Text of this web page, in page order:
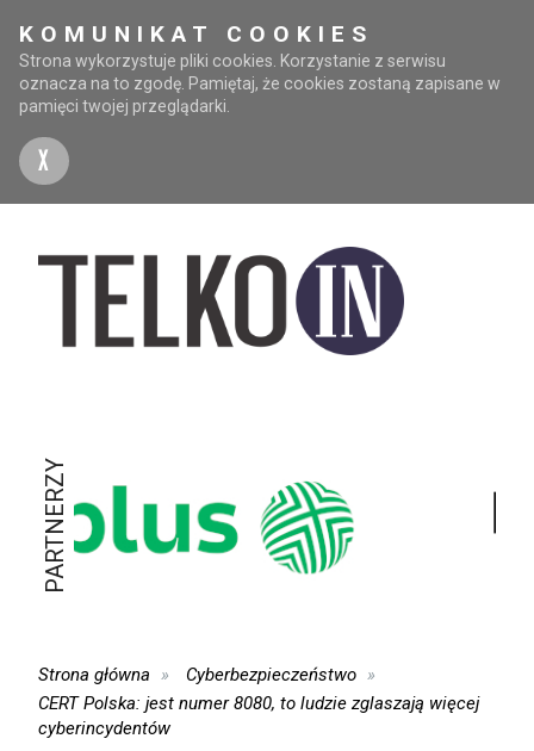
KOMUNIKAT COOKIES
Strona wykorzystuje pliki cookies. Korzystanie z serwisu
oznacza na to zgodę. Pamiętaj, że cookies zostaną zapisane w
pamięci twojej przeglądarki.
X
PARTNERZY
Strona główna
Cyberbezpieczeństwo
CERT Polska: jest numer 8080, to ludzie zglaszają więcej
cyberincydentów